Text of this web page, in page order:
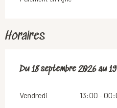
Horaires
Du18 septembre 2026 au
Du18 septembre 2026 au
Vendredi 13:00 -